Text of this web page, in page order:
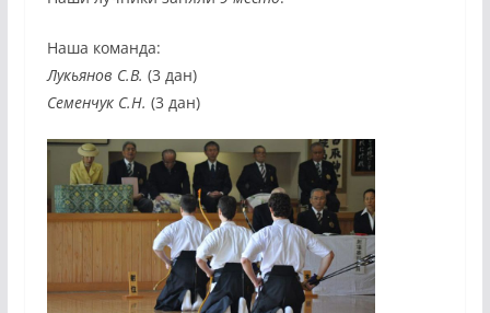
Наша команда:
Лукьянов С.В. (3 дан)
Семенчук С.Н. (3 дан)